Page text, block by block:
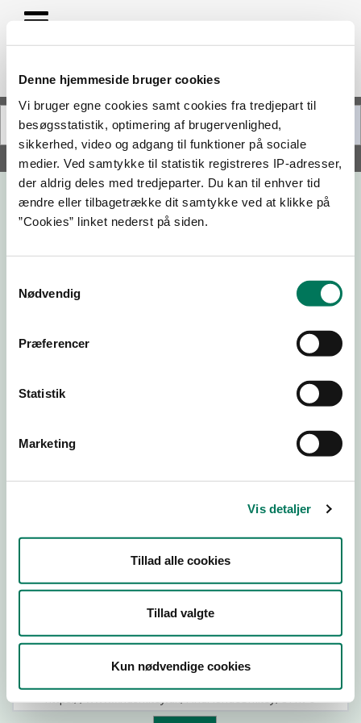
Denne hjemmeside bruger cookies
Vi bruger egne cookies samt cookies fra tredjepart til
besøgsstatistik, optimering af brugervenlighed,
sikkerhed, video og adgang til funktioner på sociale
medier. Ved samtykke til statistik registreres IP-adresser,
der aldrig deles med tredjeparter. Du kan til enhver tid
ændre eller tilbagetrække dit samtykke ved at klikke på
”Cookies” linket nederst på siden.
Nødvendig
Præferencer
Statistik
Marketing
Vis detaljer
Tillad alle cookies
Tillad valgte
Kun nødvendige cookies
Søg på adresse, postnummer, by, firmanavn
Branchegruppe
514196
Tilføj smiley til dit website
Kopier link til at indsætte på virksomhedens hjemmeside